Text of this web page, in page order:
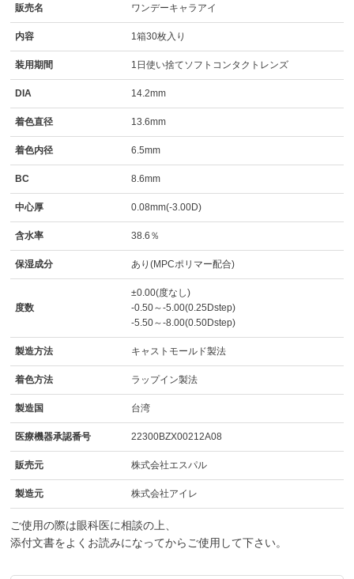
販売名 ワンデーキャラアイ
内容 1箱30枚入り
装用期間 1日使い捨てソフトコンタクトレンズ
DIA 14.2mm
着色直径 13.6mm
着色内径 6.5mm
BC 8.6mm
中心厚 0.08mm(-3.00D)
含水率 38.6％
保湿成分 あり(MPCポリマー配合)
度数
±0.00(度なし)
-0.50～-5.00(0.25Dstep)
-5.50～-8.00(0.50Dstep)
製造方法 キャストモールド製法
着色方法 ラップイン製法
製造国 台湾
医療機器承認番号 22300BZX00212A08
販売元 株式会社エスパル
製造元 株式会社アイレ
ご使用の際は眼科医に相談の上、
添付文書をよくお読みになってからご使用して下さい。